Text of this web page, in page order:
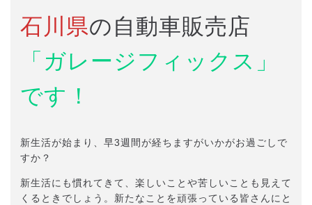
石川県の自動車販売店
「ガレージフィックス」
です！
新生活が始まり、早3週間が経ちますがいかがお過ごしで
すか？
新生活にも慣れてきて、楽しいことや苦しいことも見えて
くるときでしょう。新たなことを頑張っている皆さんにと